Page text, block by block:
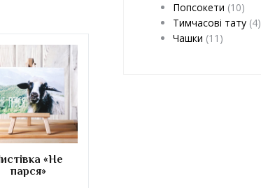
«Не
парся»
Попсокети (10)
Тимчасові тату (4)
Чашки (11)